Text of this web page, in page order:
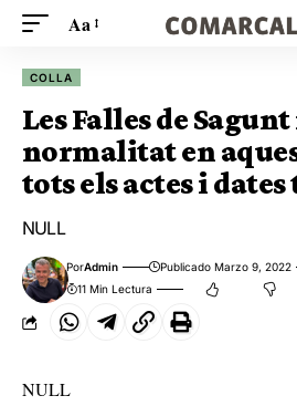
Aa
COLLA
Les Falles de
normalitat en
tots els actes i
NULL
PorAdmin Publicado Marzo 9, 2022
11 Min Lectura
NULL